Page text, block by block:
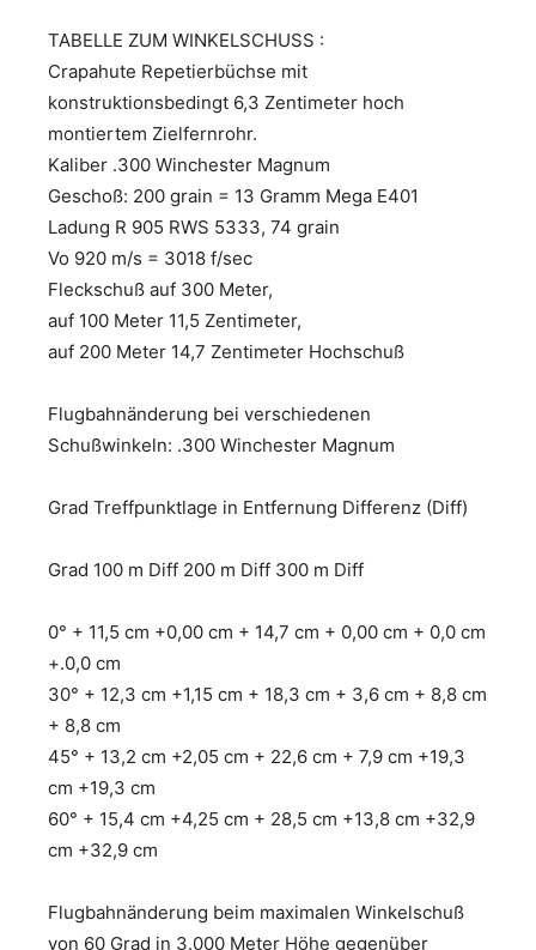
TABELLE ZUM WINKELSCHUSS :
Crapahute Repetierbüchse mit
konstruktionsbedingt 6,3 Zentimeter hoch
montiertem Zielfernrohr.
Kaliber .300 Winchester Magnum
Geschoß: 200 grain = 13 Gramm Mega E401
Ladung R 905 RWS 5333, 74 grain
Vo 920 m/s = 3018 f/sec
Fleckschuß auf 300 Meter,
auf 100 Meter 11,5 Zentimeter,
auf 200 Meter 14,7 Zentimeter Hochschuß
Flugbahnänderung bei verschiedenen
Schußwinkeln: .300 Winchester Magnum
Grad Treffpunktlage in Entfernung Differenz (Diff)
Grad 100 m Diff 200 m Diff 300 m Diff
0° + 11,5 cm +0,00 cm + 14,7 cm + 0,00 cm + 0,0 cm
+.0,0 cm
30° + 12,3 cm +1,15 cm + 18,3 cm + 3,6 cm + 8,8 cm
+ 8,8 cm
45° + 13,2 cm +2,05 cm + 22,6 cm + 7,9 cm +19,3
cm +19,3 cm
60° + 15,4 cm +4,25 cm + 28,5 cm +13,8 cm +32,9
cm +32,9 cm
Flugbahnänderung beim maximalen Winkelschuß
von 60 Grad in 3.000 Meter Höhe gegenüber